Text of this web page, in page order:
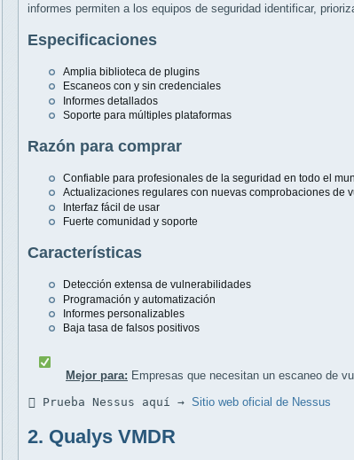
informes permiten a los equipos de seguridad identificar,
Especificaciones
Amplia biblioteca de plugins
Escaneos con y sin credenciales
Informes detallados
Soporte para múltiples plataformas
Razón para comprar
Confiable para profesionales de la seguridad en todo el
Actualizaciones regulares con nuevas comprobaciones de
Interfaz fácil de usar
Fuerte comunidad y soporte
Características
Detección extensa de vulnerabilidades
Programación y automatización
Informes personalizables
Baja tasa de falsos positivos
Mejor para: Empresas que necesitan un escaneo de
 Prueba Nessus aquí → Sitio web oficial de Nessus
2. Qualys VMDR